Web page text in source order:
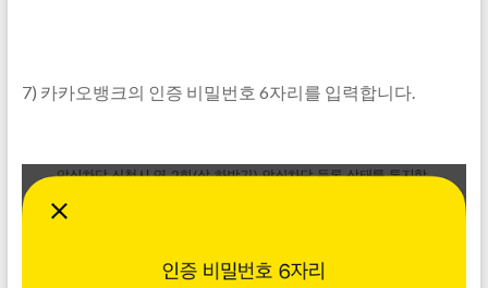
7) 카카오뱅크의 인증 비밀번호 6자리를 입력합니다.